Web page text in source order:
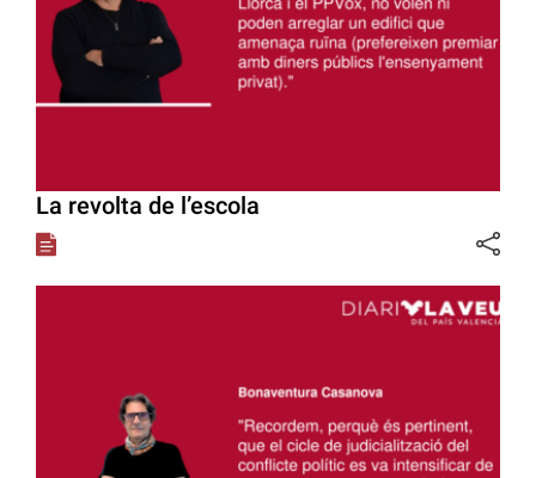
La revolta de l’escola